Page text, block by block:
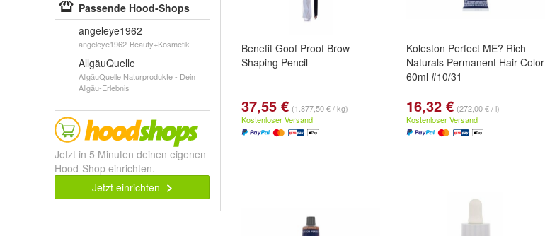
Passende Hood-Shops
angeleye1962
angeleye1962-Beauty+Kosmetik
AllgäuQuelle
AllgäuQuelle Naturprodukte - Dein
Allgäu-Erlebnis
Jetzt in 5 Minuten deinen eigenen
Hood-Shop einrichten.
Jetzt einrichten
Benefit Goof Proof Brow
Shaping Pencil
37,55 € (1.877,50 € / kg)
Kostenloser Versand
Koleston Perfect ME? Rich
Naturals Permanent Hair Color
60ml #10/31
16,32 € (272,00 € / l)
Kostenloser Versand